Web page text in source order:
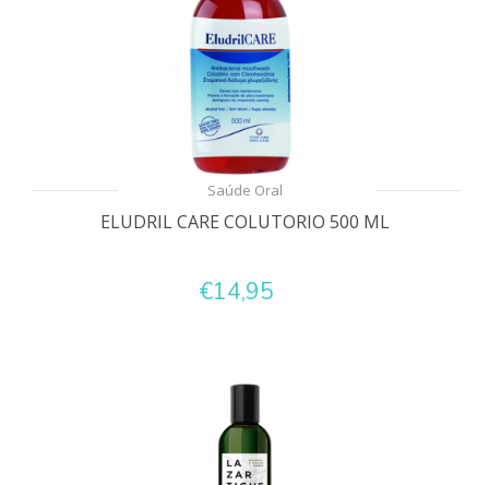
Saúde Oral
ELUDRIL CARE COLUTORIO 500 ML
€14,95